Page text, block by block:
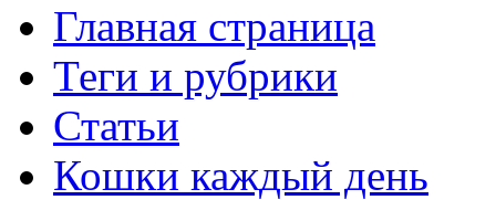
Главная страница
Теги и рубрики
Статьи
Кошки каждый день